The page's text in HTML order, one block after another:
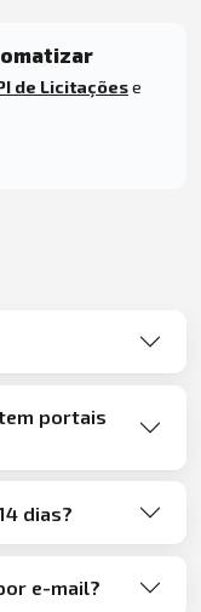
de Licitaçõese
portais
dias?
e-mail?